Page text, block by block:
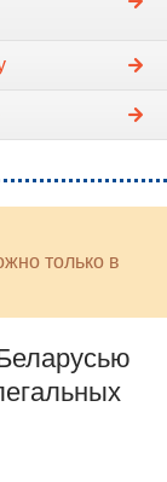
только в